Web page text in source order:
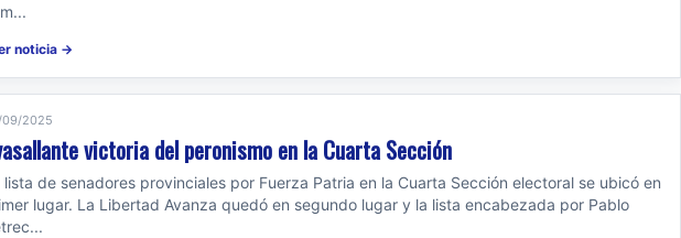
noticia →
2025
victoria del peronismo en la Cuarta Sección
lista de senadores provinciales por Fuerza Patria en la Cuarta Sección electoral se ubicó en
lugar. La Libertad Avanza quedó en segundo lugar y la lista encabezada por Pablo